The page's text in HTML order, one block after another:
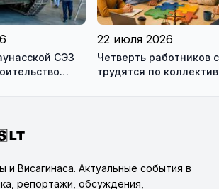
СЭЗ
22 июля 2026
Четверть работников
трудятся по
и Висагинаса. Актуальные события в
репортажи, обсуждения,